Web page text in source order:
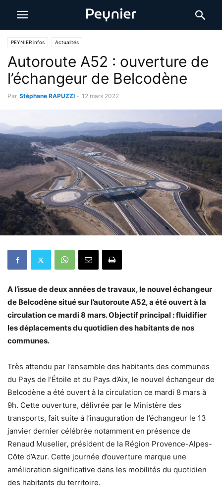
PEYNIER infos Actualités
Autoroute A52 : ouverture de
l’échangeur de Belcodène
Par Stéphane RAPUZZI - 12 mars 2022
A l’issue de deux années de travaux, le nouvel échangeur
de Belcodène situé sur l’autoroute A52, a été ouvert à la
circulation ce mardi 8 mars. Objectif principal : fluidifier
les déplacements du quotidien des habitants de nos
communes.
Très attendu par l’ensemble des habitants des communes
du Pays de l’Étoile et du Pays d’Aix, le nouvel échangeur de
Belcodène a été ouvert à la circulation ce mardi 8 mars à
9h. Cette ouverture, délivrée par le Ministère des
transports, fait suite à l’inauguration de l’échangeur le 13
janvier dernier célébrée notamment en présence de
Renaud Muselier, président de la Région Provence-Alpes-
Côte d’Azur. Cette journée d’ouverture marque une
amélioration significative dans les mobilités du quotidien
des habitants du territoire.